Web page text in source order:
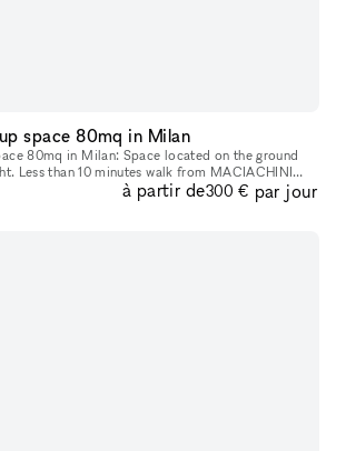
space 80mq in Milan
80mq in Milan: Space located on the ground
Less than 10 minutes walk from MACIACHINI
and ZARA metro station, 1minutes from 2/4 tram and 70 bus. It is a
à partir de300 € par jour